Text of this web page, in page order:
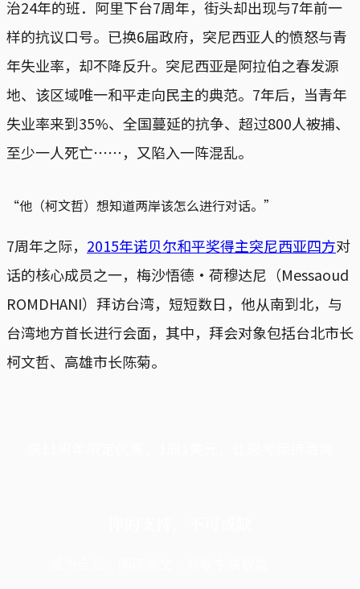
治24年的班．阿里下台7周年，街头却出现与7年前一
样的抗议口号。已换6届政府，突尼西亚人的愤怒与青
年失业率，却不降反升。突尼西亚是阿拉伯之春发源
地、该区域唯一和平走向民主的典范。7年后，当青年
失业率来到35%、全国蔓延的抗争、超过800人被捕、
至少一人死亡⋯⋯，又陷入一阵混乱。
“他（柯文哲）想知道两岸该怎么进行对话。”
7周年之际， 2015年诺贝尔和平奖得主突尼西亚四方对
话的核心成员之一，梅沙悟德‧荷穆达尼（Messaoud
ROMDHANI）拜访台湾，短短数日，他从南到北，与
台湾地方首长进行会面，其中，拜会对象包括台北市长
柯文哲、高雄市长陈菊。